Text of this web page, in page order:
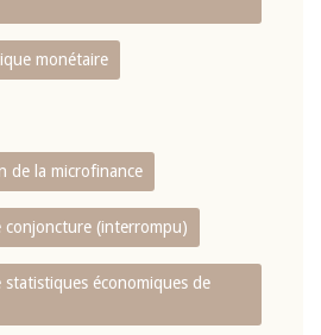
monétaire
de la microfinance
conjoncture (interrompu)
statistiques économiques de